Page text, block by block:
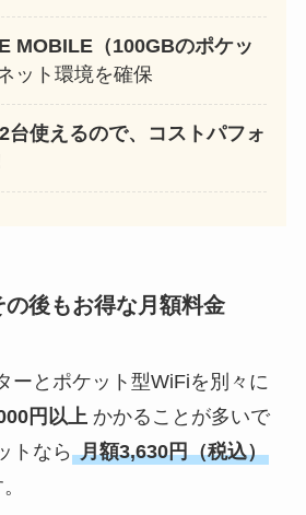
MOBILE（100GBのポケッ
ット環境を確保
台使えるので、コストパフォ
後もお得な月額料金
ーとポケット型WiFiを別々に
円以上 かかることが多いで
トなら 月額3,630円（税込）